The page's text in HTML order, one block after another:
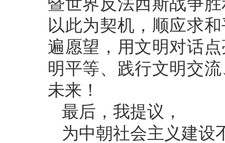
以此为契机，顺应求
遍愿望，用文明对话
明平等、践行文明交
未来！
最后，我提议，
为中朝社会主义建设